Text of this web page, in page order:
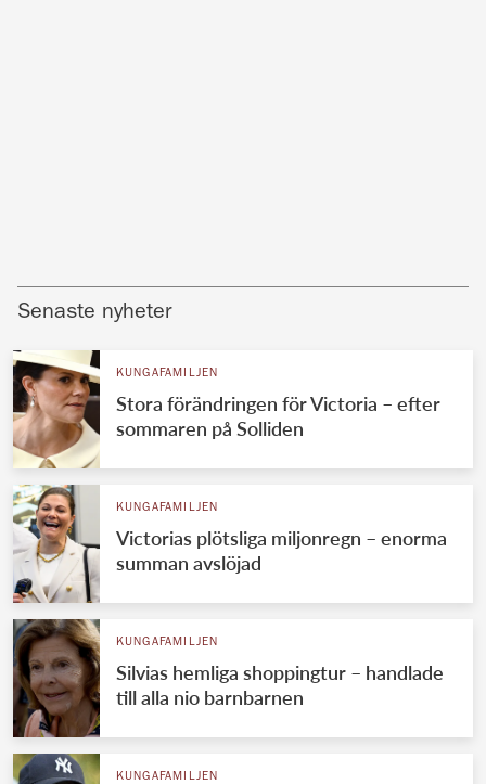
Senaste nyheter
KUNGAFAMILJEN
Stora förändringen för Victoria – efter
sommaren på Solliden
KUNGAFAMILJEN
Victorias plötsliga miljonregn – enorma
summan avslöjad
KUNGAFAMILJEN
Silvias hemliga shoppingtur – handlade
till alla nio barnbarnen
KUNGAFAMILJEN